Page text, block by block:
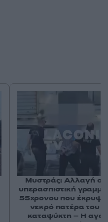
Μυστράς: Αλλαγή
υπερασπιστική
55χρονου που έκρυψε
νεκρό πατέρα του
καταψύκτη – Η